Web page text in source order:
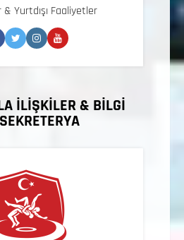
& Yurtdışı Faaliyetler
İLİŞKİLER & BİLGİ